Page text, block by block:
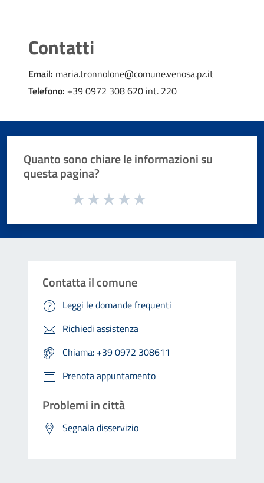
Contatti
Email: maria.tronnolone@comune.venosa.pz.it
Telefono: +39 0972 308 620 int. 220
Quanto sono chiare le informazioni su
questa pagina?
Valuta da 1 a 5 stelle la pagina
Contatta il comune
Leggi le domande frequenti
Richiedi assistenza
Chiama: +39 0972 308611
Prenota appuntamento
Problemi in città
Segnala disservizio